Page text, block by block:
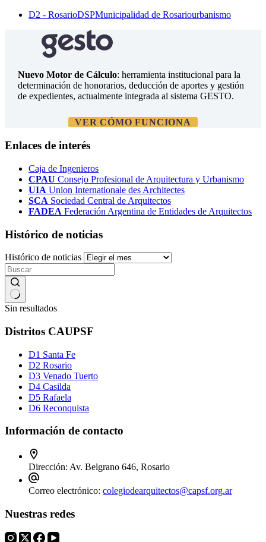
D2 - RosarioDSPMunicipalidad de Rosariourbanismo
Nuevo Motor de Cálculo: herramienta institucional para la
determinación de honorarios, deducción de aportes y gestión
de expedientes, actualmente integrada al sistema GESTO.
VER CÓMO FUNCIONA
Enlaces de interés
Caja de Ingenieros
CPAU Consejo Profesional de Arquitectura y Urbanismo
UIA Union Internationale des Architectes
SCA Sociedad Central de Arquitectos
FADEA Federación Argentina de Entidades de Arquitectos
Histórico de noticias
Histórico de noticias
Sin resultados
Distritos CAUPSF
D1 Santa Fe
D2 Rosario
D3 Venado Tuerto
D4 Casilda
D5 Rafaela
D6 Reconquista
Información de contacto
Dirección: Av. Belgrano 646, Rosario
Correo electrónico: colegiodearquitectos@capsf.org.ar
Nuestras redes